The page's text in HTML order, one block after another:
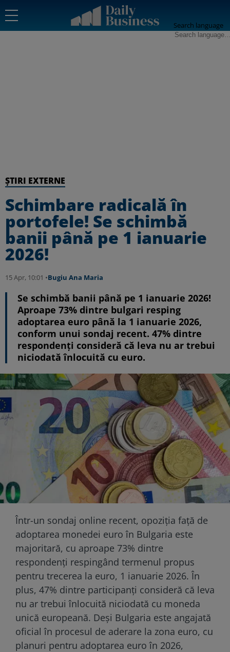
Search language
ȘTIRI EXTERNE
Schimbare radicală în
portofele! Se schimbă
banii până pe 1 ianuarie
2026!
15 Apr, 10:01 •Bugiu ⁠Ana Maria
Se schimbă banii până pe 1 ianuarie 2026!
Aproape 73% dintre bulgari resping
adoptarea euro până la 1 ianuarie 2026,
conform unui sondaj recent. 47% dintre
respondenți consideră că leva nu ar trebui
niciodată înlocuită cu euro.
Într-un sondaj online recent, opoziția față de
adoptarea monedei euro în Bulgaria este
majoritară, cu aproape 73% dintre
respondenți respingând termenul propus
pentru trecerea la euro, 1 ianuarie 2026. În
plus, 47% dintre participanți consideră că leva
nu ar trebui înlocuită niciodată cu moneda
unică europeană. Deși Bulgaria este angajată
oficial în procesul de aderare la zona euro, cu
planuri pentru adoptarea euro în 2026,